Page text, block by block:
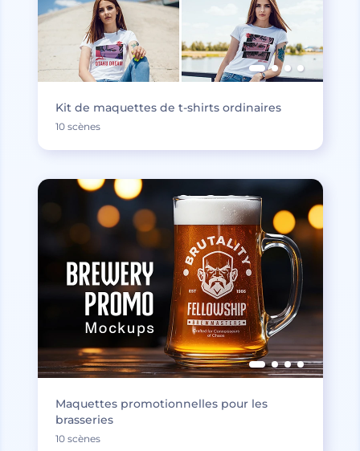
Kit de maquettes de t-shirts ordinaires
10 scènes
Maquettes promotionnelles pour les
brasseries
10 scènes